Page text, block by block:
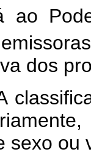
ao
dos
sexo ou